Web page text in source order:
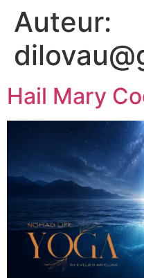
Auteur:
Hail Mary